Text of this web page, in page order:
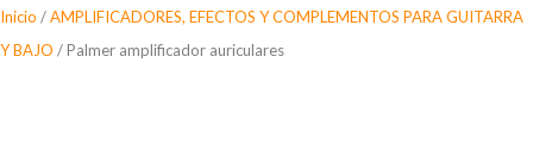
Saltar
al
Inicio /AMPLIFICADORES, EFECTOS Y COMPLEMENTOS PARA GUITARRA
Y BAJO / Palmer amplificador auriculares